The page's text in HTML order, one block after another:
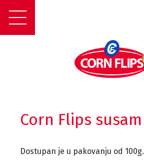
Corn Flips susam
Dostupan je u pakovanju od 100g.